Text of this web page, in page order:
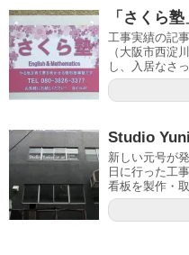
「さくら
工事実績の記
（大阪市西淀
し、入居なさ
Studio
新しい元号が
日に行った工
看板を製作・